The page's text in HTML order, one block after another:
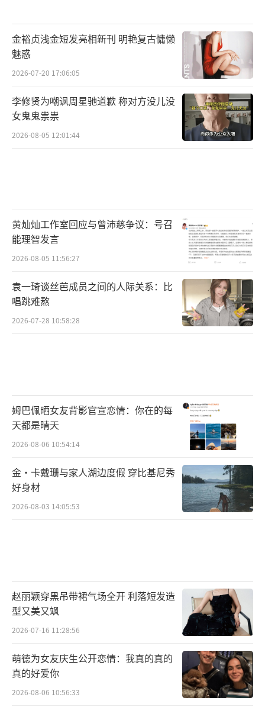
金裕贞浅金短发亮相新刊 明艳复古慵懒
魅惑
2026-07-20 17:06:05
李修贤为嘲讽周星驰道歉 称对方没儿没
女鬼鬼祟祟
2026-08-05 12:01:44
黄灿灿工作室回应与曾沛慈争议：号召
能理智发言
2026-08-05 11:56:27
袁一琦谈丝芭成员之间的人际关系：比
唱跳难熬
2026-07-28 10:58:28
姆巴佩晒女友背影官宣恋情：你在的每
天都是晴天
2026-08-06 10:54:14
金·卡戴珊与家人湖边度假 穿比基尼秀
好身材
2026-08-03 14:05:53
赵丽颖穿黑吊带裙气场全开 利落短发造
型又美又飒
2026-07-16 11:28:56
萌徳为女友庆生公开恋情：我真的真的
真的好爱你
2026-08-06 10:56:33